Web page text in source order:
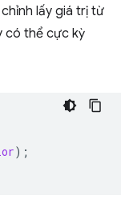
lấy giá trị từ
có thể cực kỳ
);